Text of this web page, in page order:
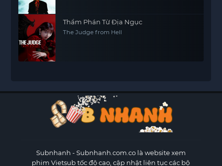
Thẩm Phán Từ Địa Ngục
The Judge from Hell
Subnhanh - Subnhanh.com.co là website xem
phim Vietsub tốc độ cao, cập nhật liên tục các bộ